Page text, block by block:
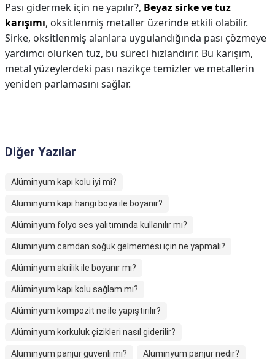
Pası gidermek için ne yapılır?, Beyaz sirke ve tuz
karışımı, oksitlenmiş metaller üzerinde etkili olabilir.
Sirke, oksitlenmiş alanlara uygulandığında pası çözmeye
yardımcı olurken tuz, bu süreci hızlandırır. Bu karışım,
metal yüzeylerdeki pası nazikçe temizler ve metallerin
yeniden parlamasını sağlar.
Diğer Yazılar
Alüminyum kapı kolu iyi mi?
Alüminyum kapı hangi boya ile boyanır?
Alüminyum folyo ses yalıtımında kullanılır mı?
Alüminyum camdan soğuk gelmemesi için ne yapmalı?
Alüminyum akrilik ile boyanır mı?
Alüminyum kapı kolu sağlam mı?
Alüminyum kompozit ne ile yapıştırılır?
Alüminyum korkuluk çizikleri nasıl giderilir?
Alüminyum panjur güvenli mi? Alüminyum panjur nedir?